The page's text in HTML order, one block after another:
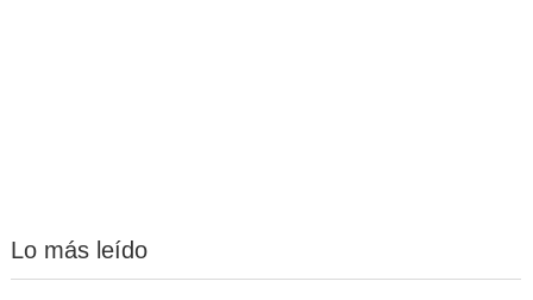
Lo más leído